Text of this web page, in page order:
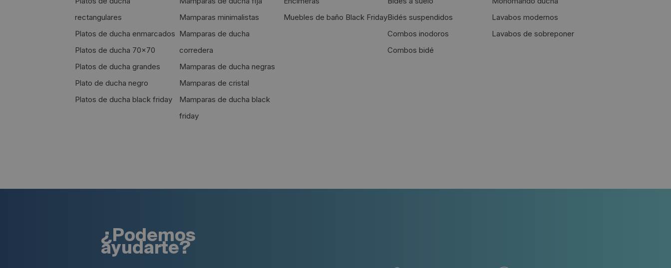
rectangulares
Platos de ducha enmarcados
Platos de ducha 70x70
Platos de ducha grandes
Plato de ducha negro
Platos de ducha black friday
Mamparas minimalistas
Mamparas de ducha
corredera
Mamparas de ducha negras
Mamparas de cristal
Mamparas de ducha black
friday
Muebles de baño Black FridayBidés suspendidos
Combos inodoros
Combos bidé
Lavabos modernos
Lavabos de sobreponer
¿Podemos
ayudarte?